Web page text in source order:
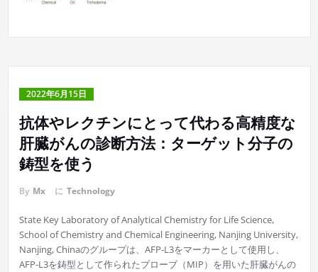
2022年6月15日
抗体やレクチンにとって代わる高精度な
肝臓がんの診断方法：ターゲット分子の
鋳型を使う
By Mx に Technology
State Key Laboratory of Analytical Chemistry for Life Science,
School of Chemistry and Chemical Engineering, Nanjing University,
Nanjing, Chinaのグループは、AFP-L3をマーカーとして使用し、
AFP-L3を鋳型として作られたプローブ（MIP）を用いた肝臓がんの